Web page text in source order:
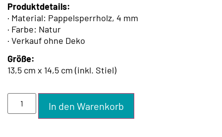
Produktdetails:
· Material: Pappelsperrholz, 4 mm
· Farbe: Natur
· Verkauf ohne Deko
Größe:
13,5 cm x 14,5 cm (inkl. Stiel)
In den Warenkorb